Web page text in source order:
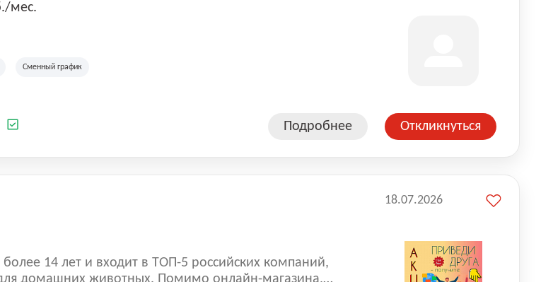
мес.
Сменный график
Подробнее Откликнуться
14 лет и входит в ТОП-5 российских компаний,
домашних животных. Помимо онлайн-магазина,
18.07.2026